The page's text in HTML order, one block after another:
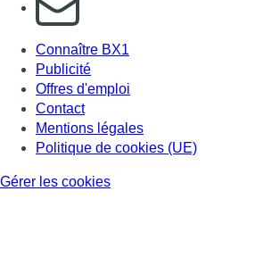
Connaître BX1
Publicité
Offres d'emploi
Contact
Mentions légales
Politique de cookies (UE)
Gérer les cookies